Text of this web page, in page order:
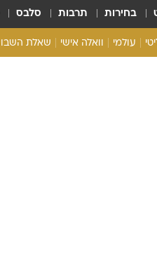
בחירות תרבות סלבס
עולמי וואלה אישי שאלת